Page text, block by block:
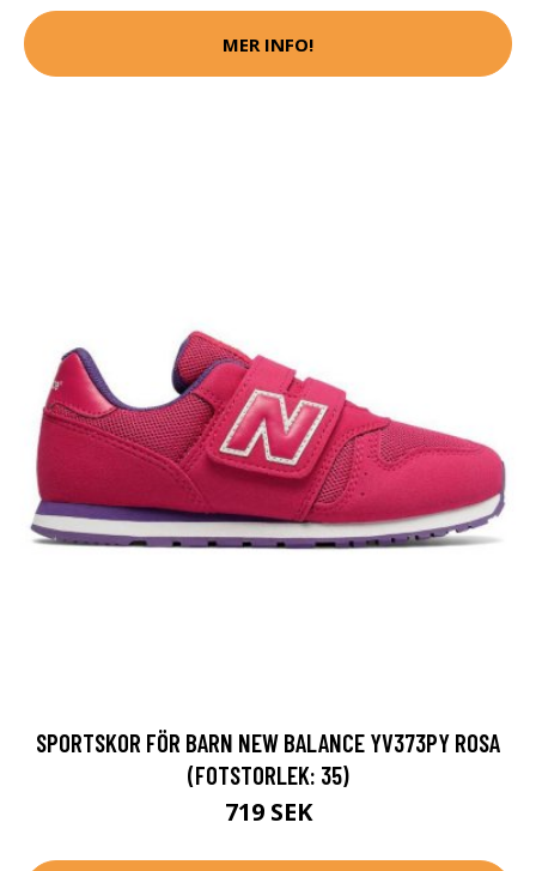
MER INFO!
SPORTSKOR FÖR BARN NEW BALANCE YV373PY ROSA
(FOTSTORLEK: 35)
719 SEK